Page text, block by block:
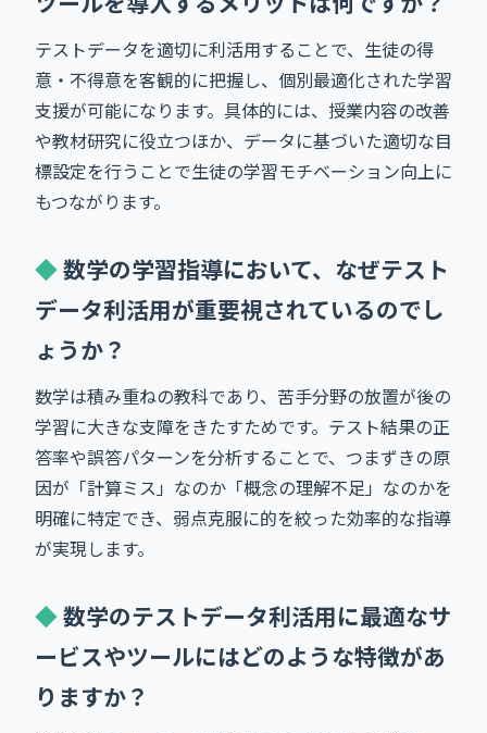
テストデータを適切に利活用することで、生徒の得
意・不得意を客観的に把握し、個別最適化された学習
支援が可能になります。具体的には、授業内容の改善
や教材研究に役立つほか、データに基づいた適切な目
標設定を行うことで生徒の学習モチベーション向上に
もつながります。
数学の学習指導において、なぜテスト
データ利活用が重要視されているのでし
ょうか？
数学は積み重ねの教科であり、苦手分野の放置が後の
学習に大きな支障をきたすためです。テスト結果の正
答率や誤答パターンを分析することで、つまずきの原
因が「計算ミス」なのか「概念の理解不足」なのかを
明確に特定でき、弱点克服に的を絞った効率的な指導
が実現します。
数学のテストデータ利活用に最適なサ
ービスやツールにはどのような特徴があ
りますか？